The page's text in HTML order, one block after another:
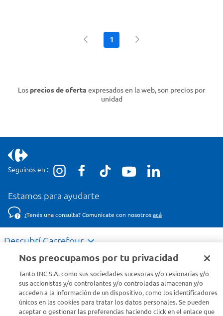
1
Los precios de oferta expresados en la web, son precios por
unidad
Seguinos en :
Estamos para ayudarte
¿Tenés una consulta? Comunicate con nosotros acá
Descubrí Carrefour
Info útil
Nos preocupamos por tu privacidad
Tanto INC S.A. como sus sociedades sucesoras y/o cesionarias y/o
sus accionistas y/o controlantes y/o controladas almacenan y/o
acceden a la información de un dispositivo, como los identificadores
únicos en las cookies para tratar los datos personales. Se pueden
aceptar o gestionar las preferencias haciendo click en el enlace que